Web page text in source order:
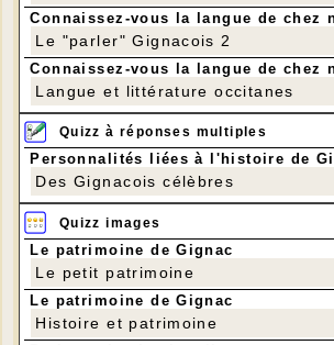
Connaissez-vous la langue de chez
Le "parler" Gignacois 2
Connaissez-vous la langue de chez
Langue et littérature occitanes
Quizz à réponses multiples
Personnalités liées à l'histoire de
Des Gignacois célèbres
Quizz images
Le patrimoine de Gignac
Le petit patrimoine
Le patrimoine de Gignac
Histoire et patrimoine